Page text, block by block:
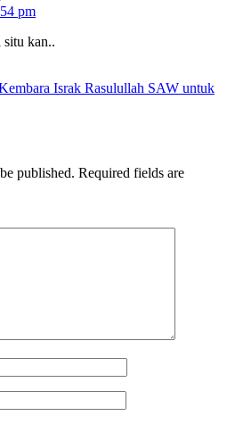
pm
situ kan..
Israk Rasulullah SAW untuk
published. Required fields are